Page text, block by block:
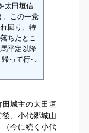
太田垣信
この一党
回り、特
ちたとこ
平定以降
って行っ
城主の太田垣
、小代郷城山
今に続く小代